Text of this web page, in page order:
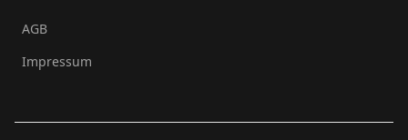
AGB
Impressum